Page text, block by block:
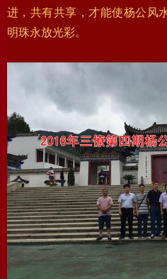
进，共有共享，才能使杨公风
明珠永放光彩。